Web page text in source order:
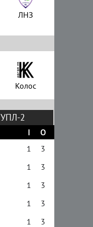
ЛНЗ
Колос
УПЛ-2
І
О
1
3
1
3
1
3
1
3
1
3